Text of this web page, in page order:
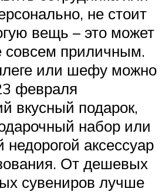
не стоит
вещь – это может
совсем приличным.
или шефу можно
февраля
вкусный подарок,
набор или
аксессуар
От дешевых
сувениров лучше